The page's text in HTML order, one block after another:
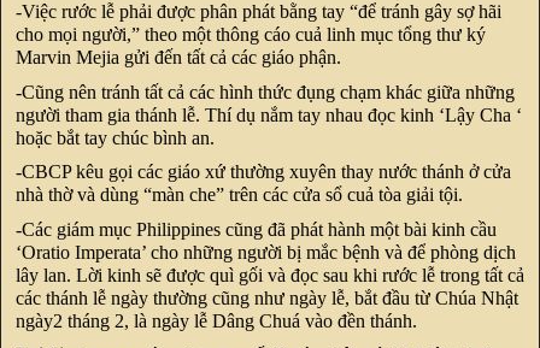
-Việc rước lễ phải được phân phát bằng tay “để tránh gây sợ hãi
cho mọi người,” theo một thông cáo cuả linh mục tổng thư ký
Marvin Mejia gửi đến tất cả các giáo phận.
-Cũng nên tránh tất cả các hình thức đụng chạm khác giữa những
người tham gia thánh lễ. Thí dụ nắm tay nhau đọc kinh ‘Lậy Cha ‘
hoặc bắt tay chúc bình an.
-CBCP kêu gọi các giáo xứ thường xuyên thay nước thánh ở cửa
nhà thờ và dùng “màn che” trên các cửa sổ cuả tòa giải tội.
-Các giám mục Philippines cũng đã phát hành một bài kinh cầu
‘Oratio Imperata’ cho những người bị mắc bệnh và để phòng dịch
lây lan. Lời kinh sẽ được quì gối và đọc sau khi rước lễ trong tất cả
các thánh lễ ngày thường cũng như ngày lễ, bắt đầu từ Chúa Nhật
ngày2 tháng 2, là ngày lễ Dâng Chuá vào đền thánh.